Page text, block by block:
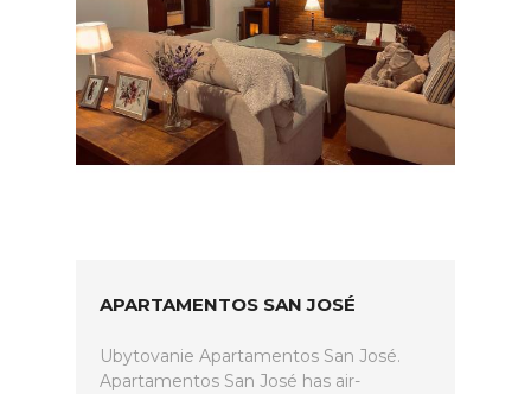
APARTAMENTOS SAN JOSÉ
Ubytovanie Apartamentos San José.
Apartamentos San José has air-